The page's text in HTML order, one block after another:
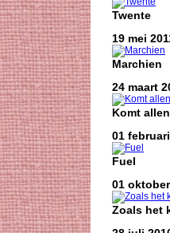
Twente
19 mei
Marchien
24 maart
Komt
01
Fuel
01
Zoals het